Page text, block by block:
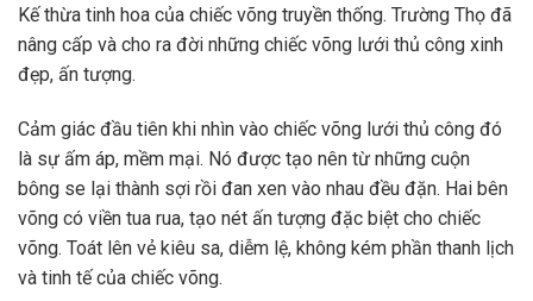
Kế thừa tinh hoa của chiếc võng truyền thống. Trường Thọ đã
nâng cấp và cho ra đời những chiếc võng lưới thủ công xinh
đẹp, ấn tượng.
Cảm giác đầu tiên khi nhìn vào chiếc võng lưới thủ công đó
là sự ấm áp, mềm mại. Nó được tạo nên từ những cuộn
bông se lại thành sợi rồi đan xen vào nhau đều đặn. Hai bên
võng có viền tua rua, tạo nét ấn tượng đặc biệt cho chiếc
võng. Toát lên vẻ kiêu sa, diễm lệ, không kém phần thanh lịch
và tinh tế của chiếc võng.